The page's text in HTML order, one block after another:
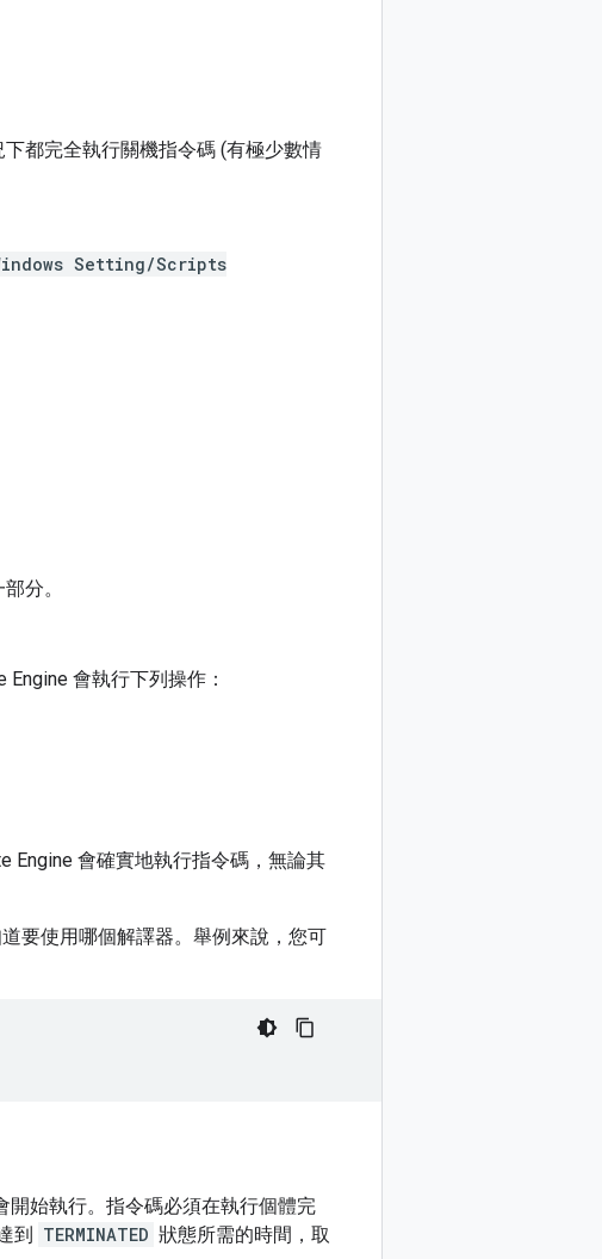
都完全執行關機指令碼 (有極少數情
Setting/Scripts
分。
會執行下列操作：
Engine 會確實地執行指令碼，無論其
要使用哪個解譯器。舉例來說，您可
開始執行。指令碼必須在執行個體完
到 TERMINATED 狀態所需的時間，取